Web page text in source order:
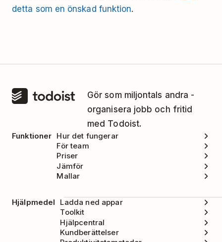
detta som en önskad funktion.
Gör som miljontals andra -
organisera jobb och fritid
med Todoist.
Funktioner Hur det fungerar
För team
Priser
Jämför
Mallar
Hjälpmedel
Ladda ned appar
Toolkit
Hjälpcentral
Kundberättelser